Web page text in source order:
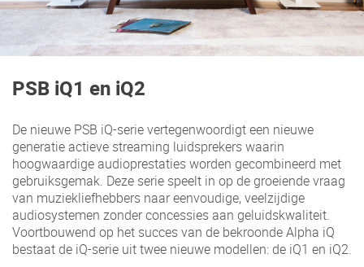
PSB iQ1 en iQ2
De nieuwe PSB iQ-serie vertegenwoordigt een nieuwe
generatie actieve streaming luidsprekers waarin
hoogwaardige audioprestaties worden gecombineerd met
gebruiksgemak. Deze serie speelt in op de groeiende vraag
van muziekliefhebbers naar eenvoudige, veelzijdige
audiosystemen zonder concessies aan geluidskwaliteit.
Voortbouwend op het succes van de bekroonde Alpha iQ
bestaat de iQ-serie uit twee nieuwe modellen: de iQ1 en iQ2.